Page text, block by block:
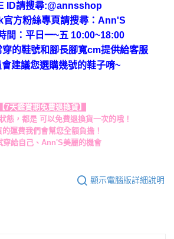
ID請搜尋:@annsshop
官方粉絲專頁請搜尋：Ann'S
間：平日一~五 10:00~18:00
穿的鞋號和腳長腳寬cm提供給客服
建議您選購幾號的鞋子唷~
【7天鑑賞期免費退換貨】
態，都是 可以免費退換貨一次的哦！
的運費我們會幫您全額負擔！
穿給自己、Ann'S美麗的機會
顯示電腦版詳細說明